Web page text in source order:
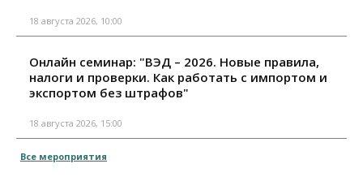
18 августа 2026, 10:00
Онлайн семинар: "ВЭД – 2026. Новые правила,
налоги и проверки. Как работать с импортом и
экспортом без штрафов"
18 августа 2026, 15:00
Все мероприятия